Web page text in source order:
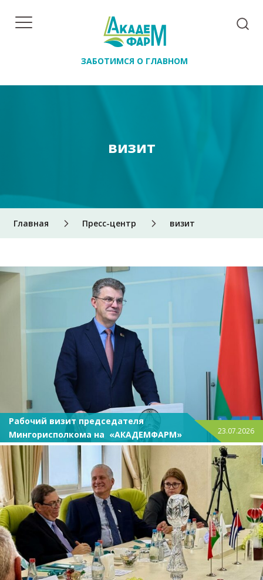
ЗАБОТИМСЯ О ГЛАВНОМ
Главная Пресс-центр визит
визит
Рабочий визит председателя
Мингорисполкома на «АКАДЕМФАРМ»
23.07.2026